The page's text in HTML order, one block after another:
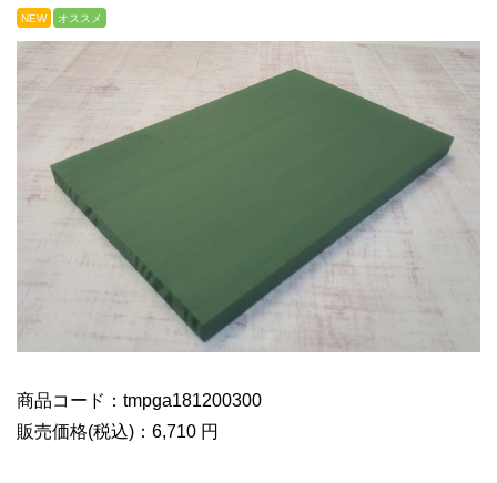
NEW オススメ
商品コード：tmpga181200300
販売価格(税込)：6,710 円